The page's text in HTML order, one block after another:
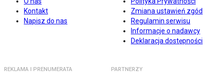
Kontakt
Napisz do nas
Zmiana ustawień zgód
Regulamin serwisu
Informacje o nadawcy
Deklaracja dostępności
REKLAMA I PRENUMERATA PARTNERZY